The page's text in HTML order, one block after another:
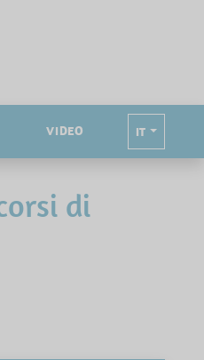
VIDEO IT
di